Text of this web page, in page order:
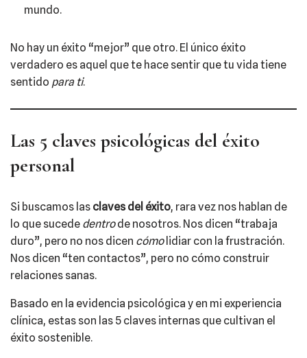
mundo.
No hay un éxito “mejor” que otro. El único éxito
verdadero es aquel que te hace sentir que tu vida tiene
sentido para ti.
Las 5 claves psicológicas del éxito
personal
Si buscamos las claves del éxito, rara vez nos hablan de
lo que sucede dentrode nosotros. Nos dicen “trabaja
duro”, pero no nos dicen cómolidiar con la frustración.
Nos dicen “ten contactos”, pero no cómo construir
relaciones sanas.
Basado en la evidencia psicológica y en mi experiencia
clínica, estas son las 5 claves internas que cultivan el
éxito sostenible.